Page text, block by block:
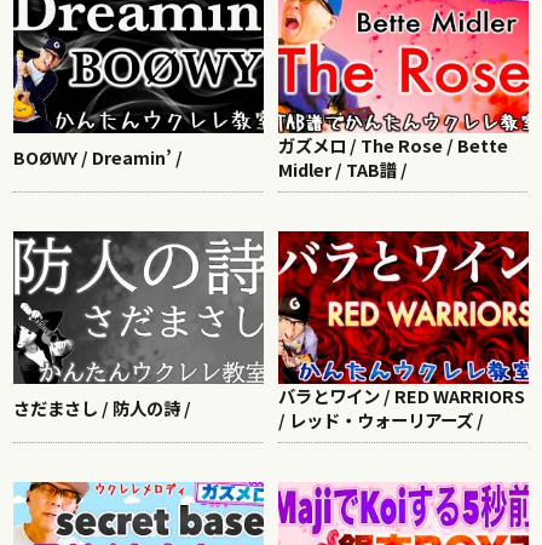
BOØWY / Dreamin’ /
ガズメロ / The Rose / Bette
Midler / TAB譜 /
さだまさし / 防人の詩 /
バラとワイン / RED WARRIORS
/ レッド・ウォーリアーズ /